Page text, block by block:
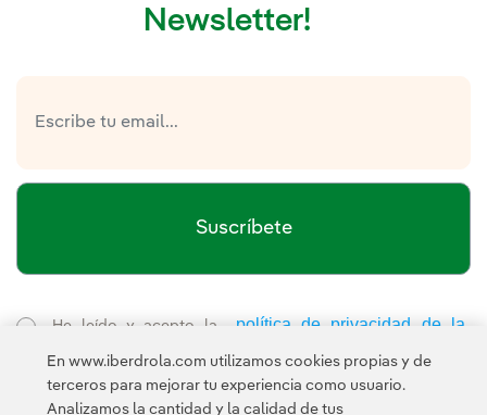
Newsletter!
Suscríbete
He leído y acepto la
política de privacidad de la
Newsletter
Enlace externo, se abre en ventana nueva.
Esta página está protegida por reCAPTCHA y se aplican la
Política de privacidad y los
En www.iberdrola.com utilizamos cookies propias y de
terceros para mejorar tu experiencia como usuario.
Analizamos la cantidad y la calidad de tus